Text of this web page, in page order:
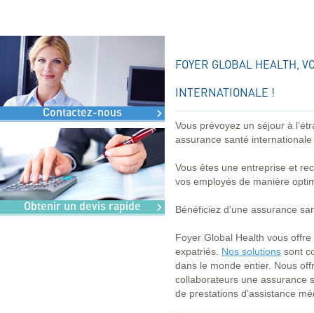
Contactez-nous
Obtenir un devis rapide
FOYER GLOBAL HEALTH,
INTERNATIONALE !
Vous prévoyez un séjour à
assurance santé
Vous êtes une entreprise et
vos employés de manière
Bénéficiez d’une assurance
Foyer Global Health vous
expatriés. Nos solutions sont
dans le monde entier. Nous
collaborateurs une assurance
de prestations d’assistance